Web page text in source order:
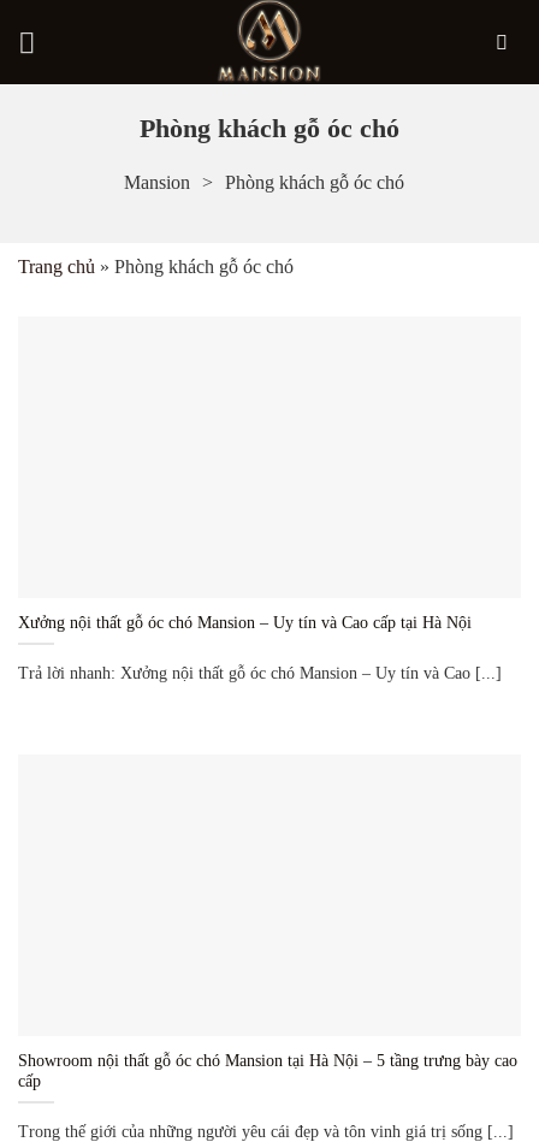
Phòng khách gỗ óc chó
Mansion Phòng khách gỗ óc chó
Trang chủ » Phòng khách gỗ óc chó
Xưởng nội thất gỗ óc chó Mansion – Uy tín và Cao cấp tại Hà Nội
Trả lời nhanh: Xưởng nội thất gỗ óc chó Mansion – Uy tín và Cao [...]
Showroom nội thất gỗ óc chó Mansion tại Hà Nội – 5 tầng trưng bày cao
cấp
Trong thế giới của những người yêu cái đẹp và tôn vinh giá trị sống [...]